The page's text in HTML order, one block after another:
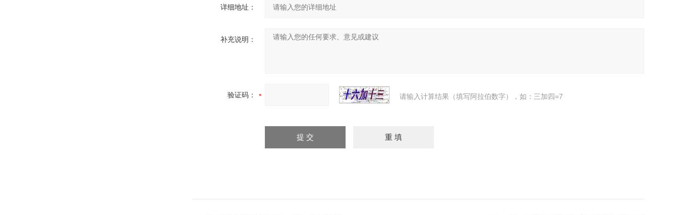
详细地址：
补充说明：
验证码： 请输入计算结果（填写阿拉伯数字），如：三加四=7